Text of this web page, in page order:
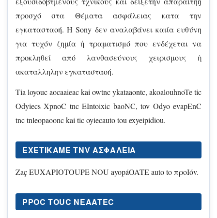
προσχό στα Θέματα ασφάλειας κατα την
εγκατασταοή. H Sony δεν αναλαβάνει καιία ευθύνη
για τυχόν ζημία ἡ τραματισμό που ενδέχεται να
προκληθεί από λανθασεύνους χειρισμους ἡ
ακαταλληλην εγκατασταοή.
Tia loyouc aocaaieac kai owtnc ykataaontc, akoalouhnoTe tic
Odyiecs XpnoC tnc EIntoixic baoNC, tov Odyo evapEnC
tnc tnleopaoonc kai tic oyiecauto tou exyeipidiou.
EXETIKΑΜE TNV ΑΣΦΑΛΕΙΑ
Zaç EUXAPIOTOUPE NOU ayopáOATE auto to προIóv.
PPOC TOUC NEAATEC